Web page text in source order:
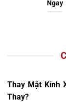
Ngay
Thay Mặt Kính
Thay?